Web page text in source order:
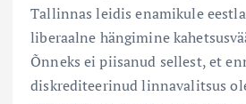
Tallinnas leidis enamikule
liberaalne hängimine
Õnneks ei piisanud sellest, et
diskrediteerinud linnavalitsus